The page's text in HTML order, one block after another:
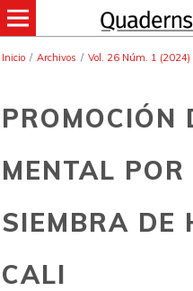
Inicio / Archivos / Vol. 26 Núm. 1 (2024)
PROMOCIÓN
MENTAL
SIEMBRA DE
CALI